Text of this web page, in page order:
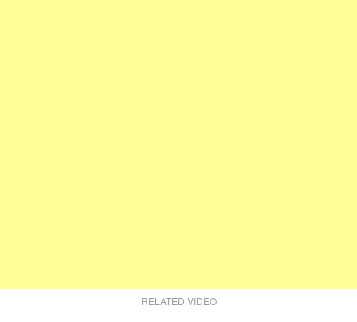
RELATED VIDEO